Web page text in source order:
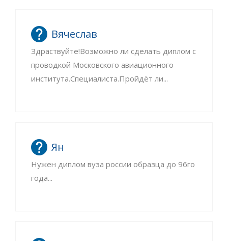
Вячеслав
Здраствуйте!Возможно ли сделать диплом с
проводкой Московского авиационного
института.Специалиста.Пройдёт ли...
Ян
Нужен диплом вуза россии образца до 96го
года...